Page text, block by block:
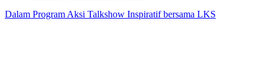
Dalam Program Aksi Talkshow Inspiratif bersama LKS